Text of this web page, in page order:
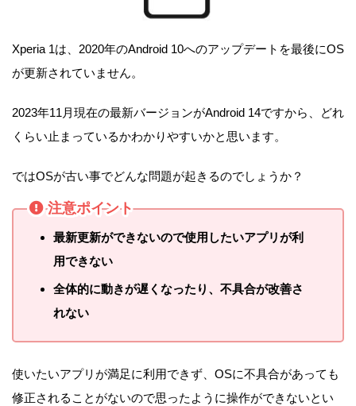
Xperia 1は、2020年のAndroid 10へのアップデートを最後にOS
が更新されていません。
2023年11月現在の最新バージョンがAndroid 14ですから、どれ
くらい止まっているかわかりやすいかと思います。
ではOSが古い事でどんな問題が起きるのでしょうか？
注意ポイント
最新更新ができないので使用したいアプリが利
用できない
全体的に動きが遅くなったり、不具合が改善さ
れない
使いたいアプリが満足に利用できず、OSに不具合があっても
修正されることがないので思ったように操作ができないとい